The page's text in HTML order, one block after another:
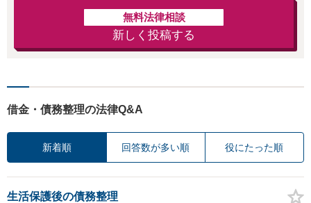
無料法律相談
新しく投稿する
借金・債務整理の法律Q&A
新着順 回答数が多い順 役にたった順
生活保護後の債務整理